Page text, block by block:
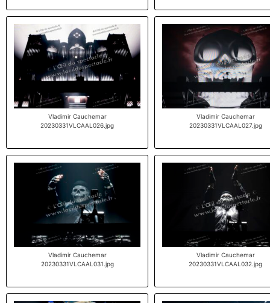
Vladimir Cauchemar
20230331VLCAAL026.jpg
Vladimir Cauchemar
20230331VLCAAL027.jpg
Vladimir Cauchemar
20230331VLCAAL031.jpg
Vladimir Cauchemar
20230331VLCAAL032.jpg